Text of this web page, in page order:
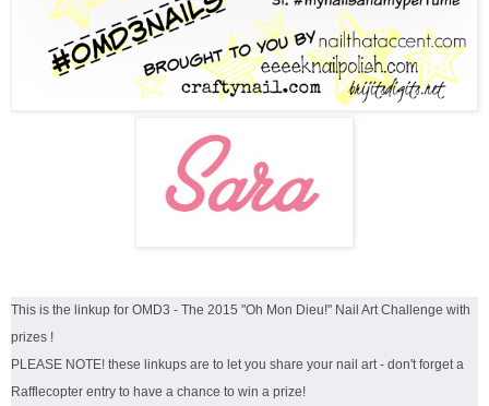
This is the linkup for OMD3 - The 2015 "Oh Mon Dieu!" Nail Art Challenge with
prizes !
PLEASE NOTE! these linkups are to let you share your nail art - don't forget a
Rafflecopter entry to have a chance to win a prize!